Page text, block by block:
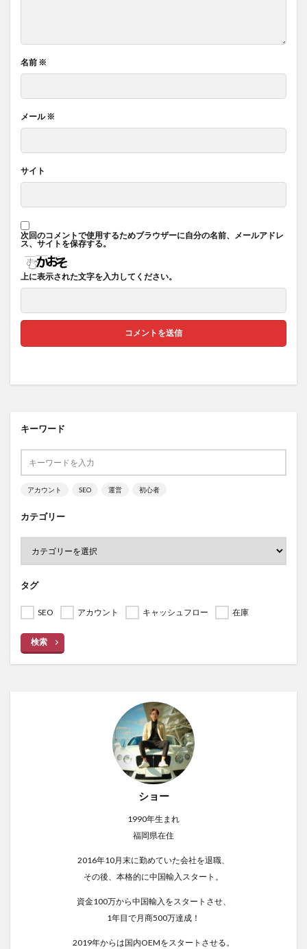
名前 ※
メール※
サイト
次回のコメントで使用するためブラウザーに自分の名前、メールアドレ
ス、サイトを保存する。
上に表示された文字を入力してください。
キーワード
アカウント SEO 運営 初心者
カテゴリー
タグ
SEO アカウント キャッシュフロー 在庫
検索
ショー
1990年生まれ
福岡県在住
2016年10月末に勤めていた会社を退職、
その後、本格的に中国輸入スタート。
資金100万から中国輸入をスタートさせ、
1年目で月商500万達成！
2019年からは国内OEMをスタートさせる。